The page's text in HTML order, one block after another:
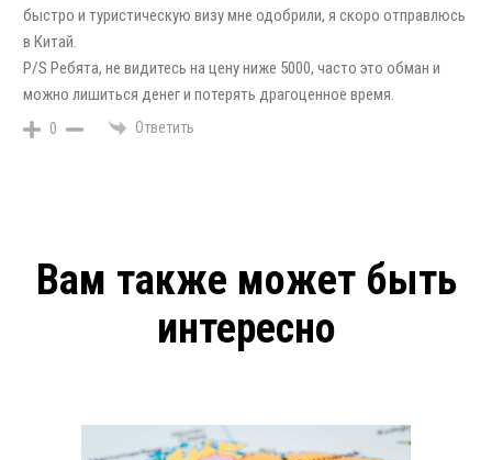
быстро и туристическую визу мне одобрили, я скоро отправлюсь
в Китай.
P/S Ребята, не видитесь на цену ниже 5000, часто это обман и
можно лишиться денег и потерять драгоценное время.
0 Ответить
Вам также может быть
интересно